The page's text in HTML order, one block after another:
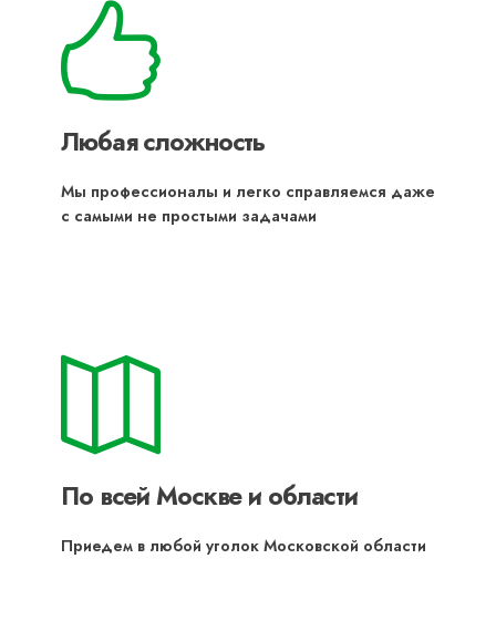
Любая сложность
Мы профессионалы и легко справляемся даже
с самыми не простыми задачами
По всей Москве и области
Приедем в любой уголок Московской области